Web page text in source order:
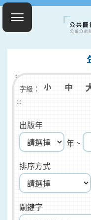
:::
字級：
:::
出版年
年 ~
排序方式
關鍵字